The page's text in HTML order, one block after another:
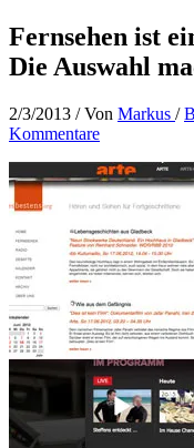
Fernsehen ist
Die Auswahl
2/3/2013 / Von Markus /
Kommentare